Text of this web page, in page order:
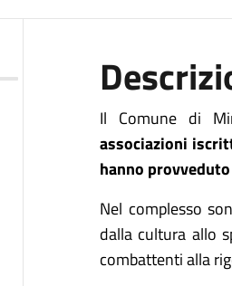
Il Comune di
associazioni
hanno
Nel complesso
dalla cultura allo
combattenti alla